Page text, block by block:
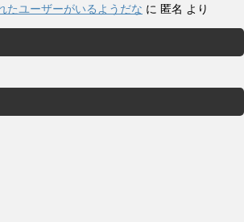
たユーザーがいるようだな に 匿名 より